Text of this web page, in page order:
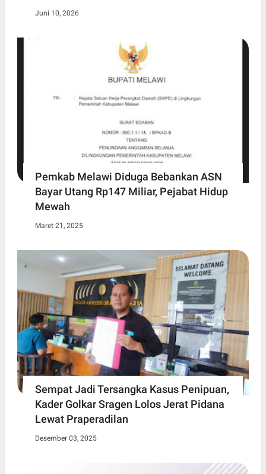
Juni 10, 2026
Pemkab Melawi Diduga Bebankan ASN
Bayar Utang Rp147 Miliar, Pejabat Hidup
Mewah
Maret 21, 2025
Sempat Jadi Tersangka Kasus Penipuan,
Kader Golkar Sragen Lolos Jerat Pidana
Lewat Praperadilan
Desember 03, 2025